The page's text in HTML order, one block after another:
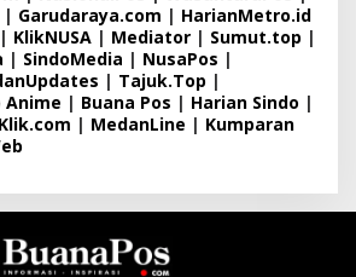
| Garudaraya.com | HarianMetro.id
| KlikNUSA | Mediator | Sumut.top |
| SindoMedia | NusaPos |
| Tajuk.Top |
Anime | Buana Pos | Harian Sindo |
| MedanLine | Kumparan